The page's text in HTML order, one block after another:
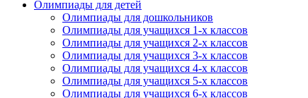
Олимпиады для детей
Олимпиады для дошкольников
Олимпиады для учащихся 1-х классов
Олимпиады для учащихся 2-х классов
Олимпиады для учащихся 3-х классов
Олимпиады для учащихся 4-х классов
Олимпиады для учащихся 5-х классов
Олимпиады для учащихся 6-х классов